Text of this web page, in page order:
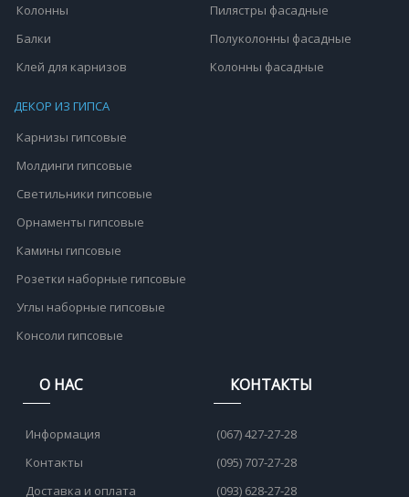
Колонны
Балки
Клей для карнизов
Пилястры фасадные
Полуколонны фасадные
Колонны фасадные
ДЕКОР ИЗ ГИПСА
Карнизы гипсовые
Молдинги гипсовые
Светильники гипсовые
Орнаменты гипсовые
Камины гипсовые
Розетки наборные гипсовые
Углы наборные гипсовые
Консоли гипсовые
О НАС
Информация
Контакты
Доставка и оплата
КОНТАКТЫ
(067) 427-27-28
(095) 707-27-28
(093) 628-27-28